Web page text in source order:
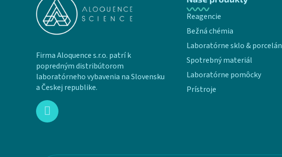
Firma Aloquence s.r.o. patrí k
popredným distribútorom
laboratórneho vybavenia na Slovensku
a Českej republike.
Reagencie
Bežná chémia
Laboratórne sklo & porcelán
Spotrebný materiál
Laboratórne pomôcky
Prístroje